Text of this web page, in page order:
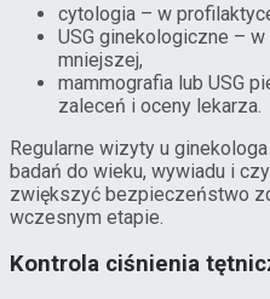
cytologia – w
USG ginekologiczne –
mniejszej,
mammografia lub USG
zaleceń i oceny lekarza.
Regularne wizyty u
badań do wieku, wywiadu i
zwiększyć bezpieczeństwo
wczesnym etapie.
Kontrola ciśnienia